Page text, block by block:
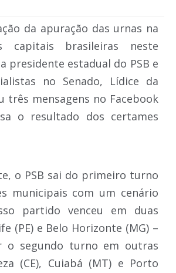
da apuração das urnas na
capitais brasileiras neste
presidente estadual do PSB e
no Senado, Lídice da
três mensagens no Facebook
o resultado dos certames
o PSB sai do primeiro turno
municipais com um cenário
partido venceu em duas
(PE) e Belo Horizonte (MG) –
o segundo turno em outras
(CE), Cuiabá (MT) e Porto